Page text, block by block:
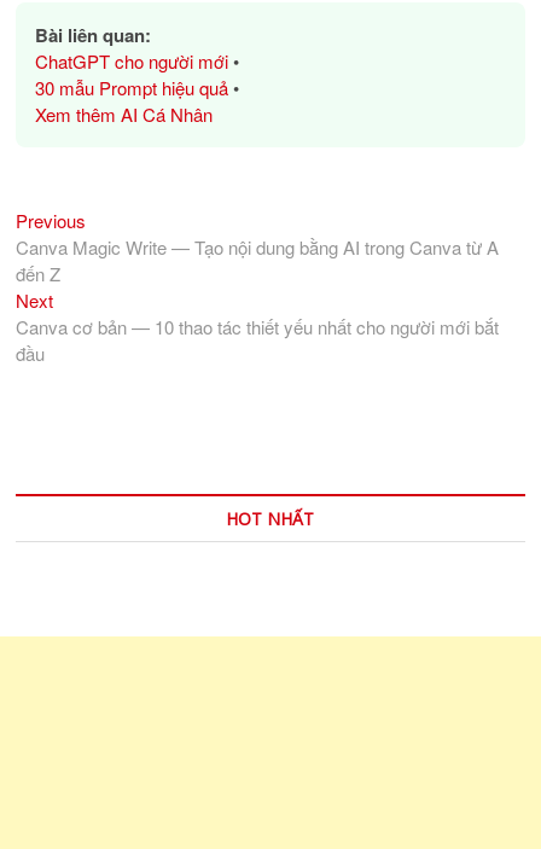
Bài liên quan:
ChatGPT cho người mới•
30 mẫu Prompt hiệu quả•
Xem thêm AI Cá Nhân
Điều
hướng
bài
viết
Previous
post:
Canva Magic Write — Tạo nội dung bằng AI trong Canva từ A
đến Z
NextNext
post:
Canva cơ bản — 10 thao tác thiết yếu nhất cho người mới bắt
đầu
HOT NHẤT